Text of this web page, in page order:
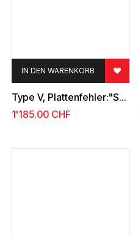
Type V, Plattenfehler:"Schwarzer Punkt im Kopf der 6"
IN DEN WARENKORB
1'185.00 CHF